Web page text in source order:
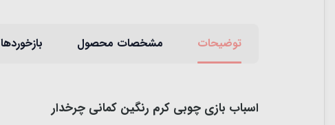
توضیحات مشخصات محصول بازخوردها
اسباب بازی چوبی کرم رنگین کمانی چرخدار